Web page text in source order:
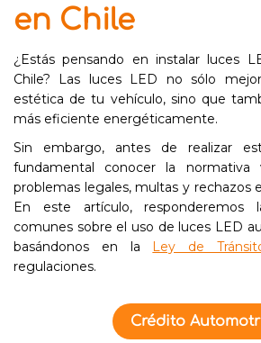
en Chile
¿Estás pensando en instalar luces
Chile? Las luces LED no sólo
estética de tu vehículo, sino que
más eficiente energéticamente.
Sin embargo, antes de realizar
fundamental conocer la normativa
problemas legales, multas y rechazos
En este artículo, responderemos
comunes sobre el uso de luces LED
basándonos en la Ley de
regulaciones.
Crédito